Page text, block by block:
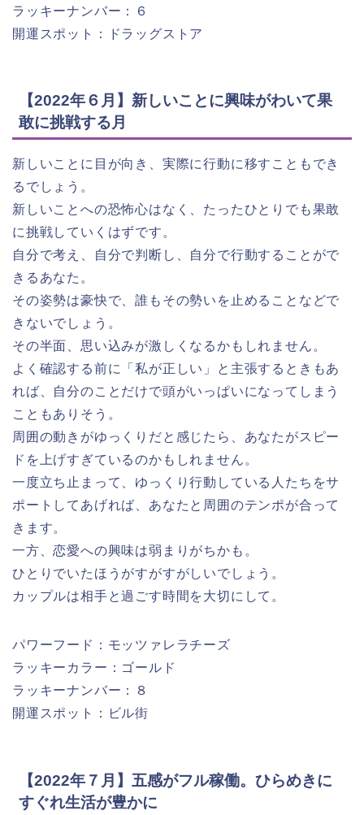
ラッキーナンバー：６
開運スポット：ドラッグストア
【2022年６月】新しいことに興味がわいて果
敢に挑戦する月
新しいことに目が向き、実際に行動に移すこともでき
るでしょう。
新しいことへの恐怖心はなく、たったひとりでも果敢
に挑戦していくはずです。
自分で考え、自分で判断し、自分で行動することがで
きるあなた。
その姿勢は豪快で、誰もその勢いを止めることなどで
きないでしょう。
その半面、思い込みが激しくなるかもしれません。
よく確認する前に「私が正しい」と主張するときもあ
れば、自分のことだけで頭がいっぱいになってしまう
こともありそう。
周囲の動きがゆっくりだと感じたら、あなたがスピー
ドを上げすぎているのかもしれません。
一度立ち止まって、ゆっくり行動している人たちをサ
ポートしてあげれば、あなたと周囲のテンポが合って
きます。
一方、恋愛への興味は弱まりがちかも。
ひとりでいたほうがすがすがしいでしょう。
カップルは相手と過ごす時間を大切にして。
パワーフード：モッツァレラチーズ
ラッキーカラー：ゴールド
ラッキーナンバー：８
開運スポット：ビル街
【2022年７月】五感がフル稼働。ひらめきに
すぐれ生活が豊かに